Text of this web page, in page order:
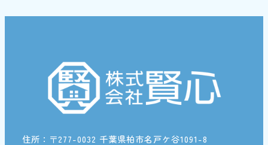
住所：〒277-0032 千葉県柏市名戸ケ谷1091-8